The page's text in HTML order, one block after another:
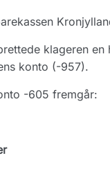
klageren
konto (-957).
-605 fremgår: